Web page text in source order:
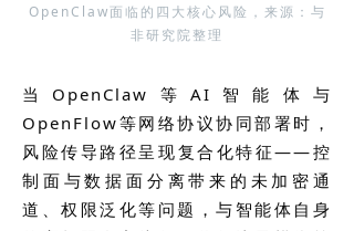
OpenClaw面临的四大核心风险，来源：与
非研究院整理
当OpenClaw等AI智能体与
OpenFlow等网络协议协同部署时，
风险传导路径呈现复合化特征——控
制面与数据面分离带来的未加密通
道、权限泛化等问题，与智能体自身